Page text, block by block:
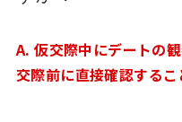
A. 仮交際中にデートの
交際前に直接確認するこ